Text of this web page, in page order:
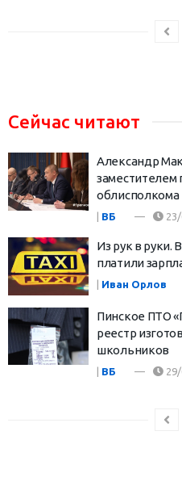
Сейчас читают
Александр
заместителем
облисполкома
ВБ
Из рук в руки.
платили
Иван Орлов
Пинское ПТО
реестр
школьников
ВБ